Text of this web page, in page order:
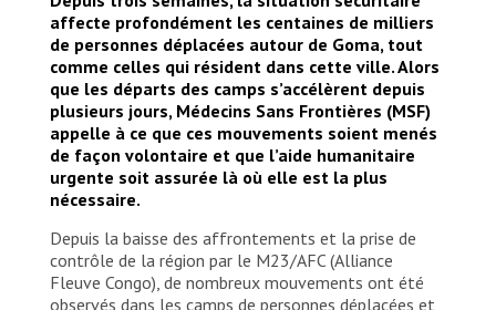
affecte profondément les centaines de milliers
de personnes déplacées autour de Goma, tout
comme celles qui résident dans cette ville. Alors
que les départs des camps s’accélèrent depuis
plusieurs jours, Médecins Sans Frontières (MSF)
appelle à ce que ces mouvements soient menés
de façon volontaire et que l’aide humanitaire
urgente soit assurée là où elle est la plus
nécessaire.
Depuis la baisse des affrontements et la prise de
contrôle de la région par le M23/AFC (Alliance
Fleuve Congo), de nombreux mouvements ont été
observés dans les camps de personnes déplacées et